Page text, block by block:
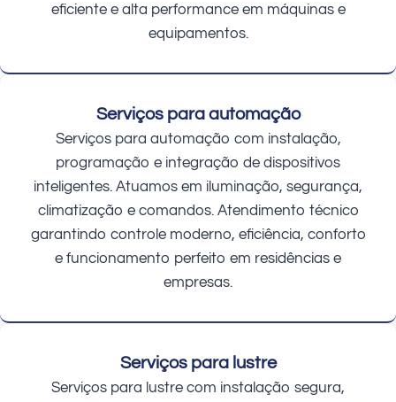
eficiente e alta performance em máquinas e
equipamentos.
Serviços para automação
Serviços para automação com instalação,
programação e integração de dispositivos
inteligentes. Atuamos em iluminação, segurança,
climatização e comandos. Atendimento técnico
garantindo controle moderno, eficiência, conforto
e funcionamento perfeito em residências e
empresas.
Serviços para lustre
Serviços para lustre com instalação segura,